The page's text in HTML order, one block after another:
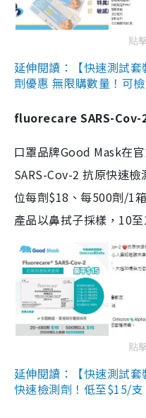
點
延伸閱讀：【快速測試
劑優惠 無限購數量！可
fluorecare SARS-Cov-
口罩品牌Good Mask在
SARS-Cov-2 抗原快速
位每劑$18、每500劑/1
產品以鼻拭子採樣，10
點
延伸閱讀：【快速測試
快速檢測劑！低至$15/